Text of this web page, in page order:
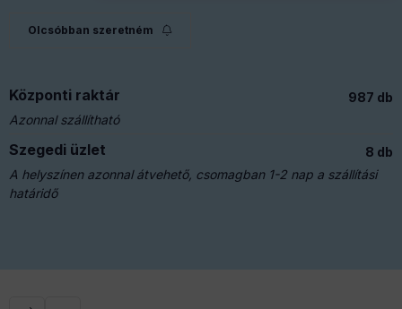
Olcsóbban szeretném
Központi raktár
987 db
Azonnal szállítható
Szegedi üzlet
8 db
A helyszínen azonnal átvehető, csomagban 1-2 nap a szállítási
határidő